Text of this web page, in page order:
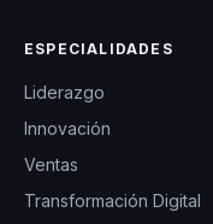
ESPECIALIDADES
Liderazgo
Innovación
Ventas
Transformación Digital